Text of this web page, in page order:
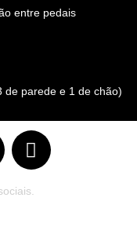
entre pedais
de parede e 1 de chão)